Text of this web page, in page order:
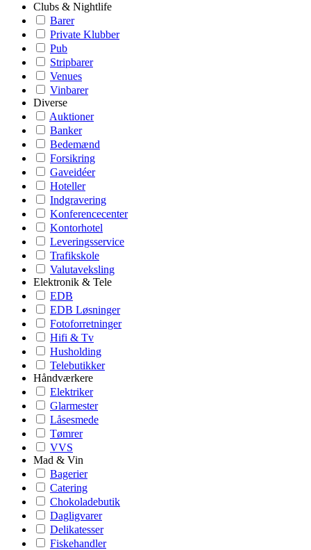
Clubs & Nightlife
Barer
Private Klubber
Pub
Stripbarer
Venues
Vinbarer
Diverse
Auktioner
Banker
Bedemænd
Forsikring
Gaveidéer
Hoteller
Indgravering
Konferencecenter
Kontorhotel
Leveringsservice
Trafikskole
Valutaveksling
Elektronik & Tele
EDB
EDB Løsninger
Fotoforretninger
Hifi & Tv
Husholding
Telebutikker
Håndværkere
Elektriker
Glarmester
Låsesmede
Tømrer
VVS
Mad & Vin
Bagerier
Catering
Chokoladebutik
Dagligvarer
Delikatesser
Fiskehandler